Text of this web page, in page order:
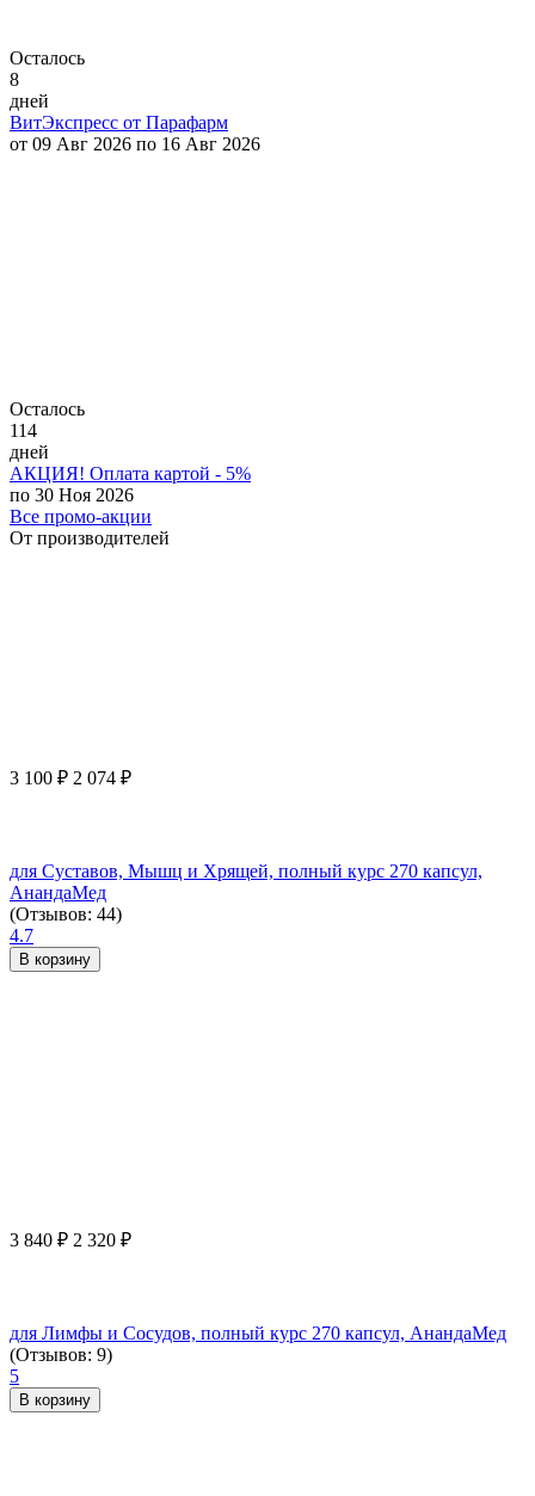
Осталось
8
дней
ВитЭкспресс от Парафарм
от 09 Авг 2026 по 16 Авг 2026
Осталось
114
дней
АКЦИЯ! Оплата картой - 5%
по 30 Ноя 2026
Все промо-акции
От производителей
3 100 ₽ 2 074 ₽
для Суставов, Мышц и Хрящей, полный курс 270 капсул,
АнандаМед
(Отзывов: 44)
4.7
В корзину
3 840 ₽ 2 320 ₽
для Лимфы и Сосудов, полный курс 270 капсул, АнандаМед
(Отзывов: 9)
5
В корзину